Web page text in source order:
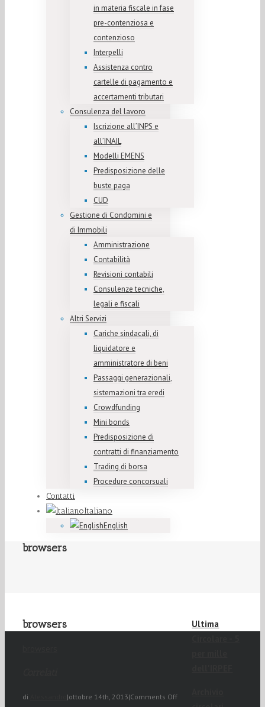
in materia fiscale in fase
pre-contenziosa e
contenzioso
Interpelli
Assistenza contro
cartelle di pagamento e
accertamenti tributari
Consulenza del lavoro
Iscrizione all’INPS e
all’INAIL
Modelli EMENS
Predisposizione delle
buste paga
CUD
Gestione di Condomini e
di Immobili
Amministrazione
Contabilità
Revisioni contabili
Consulenze tecniche,
legali e fiscali
Altri Servizi
Cariche sindacali, di
liquidatore e
amministratore di beni
Passaggi generazionali,
sistemazioni tra eredi
Crowdfunding
Mini bonds
Predisposizione di
contratti di finanziamento
Trading di borsa
Procedure concorsuali
Contatti
Italiano
English
browsers
browsers
di |ottobre 14th, 2013|Comments Off
Ultima